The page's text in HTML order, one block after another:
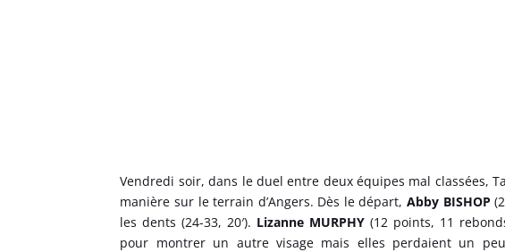
Vendredi soir, dans le duel entre deux équipes mal classées,
manière sur le terrain d’Angers. Dès le départ,Abby BISHOP
les dents (24-33, 20′). Lizanne MURPHY (12 points, 11
pour montrer un autre visage mais elles perdaient un